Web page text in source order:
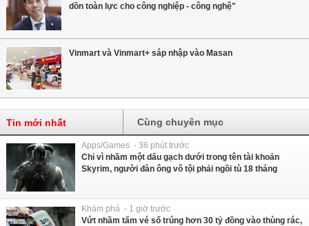
dồn toàn lực cho công nghiệp - công nghệ"
Vinmart và Vinmart+ sáp nhập vào Masan
Tin mới nhất Cùng chuyên mục
Apps/Games - 36 phút trước
Chỉ vì nhầm một dấu gạch dưới trong tên tài khoản
Skyrim, người đàn ông vô tội phải ngồi tù 18 tháng
Khám phá - 1 giờ trước
Vứt nhầm tấm vé số trúng hơn 30 tỷ đồng vào thùng rác,